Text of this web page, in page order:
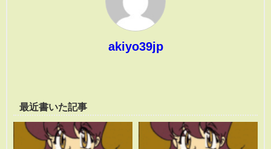
akiyo39jp
最近書いた記事